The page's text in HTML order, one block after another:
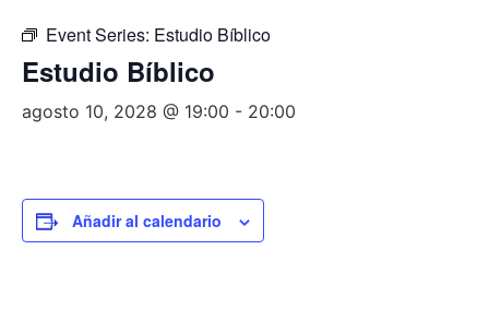
Event Series: Estudio Bíblico
Estudio Bíblico
agosto 10, 2028 @ 19:00 - 20:00
Añadir al calendario